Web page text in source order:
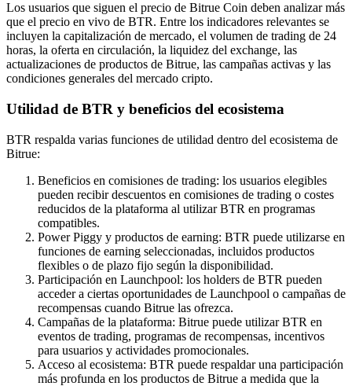
Staking
Alta rentabilidad y acceso instantáneo
Launchpool
Participación flexible para ganar tokens populares
Los usuarios que siguen el precio de Bitrue Coin deben analizar más
que el precio en vivo de BTR. Entre los indicadores relevantes se
incluyen la capitalización de mercado, el volumen de trading de 24
horas, la oferta en circulación, la liquidez del exchange, las
actualizaciones de productos de Bitrue, las campañas activas y las
condiciones generales del mercado cripto.
Utilidad de BTR y beneficios del ecosistema
BTR respalda varias funciones de utilidad dentro del ecosistema de
Bitrue:
Beneficios en comisiones de trading: los usuarios elegibles
pueden recibir descuentos en comisiones de trading o costes
reducidos de la plataforma al utilizar BTR en programas
compatibles.
Power Piggy y productos de earning: BTR puede utilizarse en
funciones de earning seleccionadas, incluidos productos
flexibles o de plazo fijo según la disponibilidad.
Participación en Launchpool: los holders de BTR pueden
acceder a ciertas oportunidades de Launchpool o campañas de
recompensas cuando Bitrue las ofrezca.
Campañas de la plataforma: Bitrue puede utilizar BTR en
eventos de trading, programas de recompensas, incentivos
para usuarios y actividades promocionales.
Acceso al ecosistema: BTR puede respaldar una participación
más profunda en los productos de Bitrue a medida que la